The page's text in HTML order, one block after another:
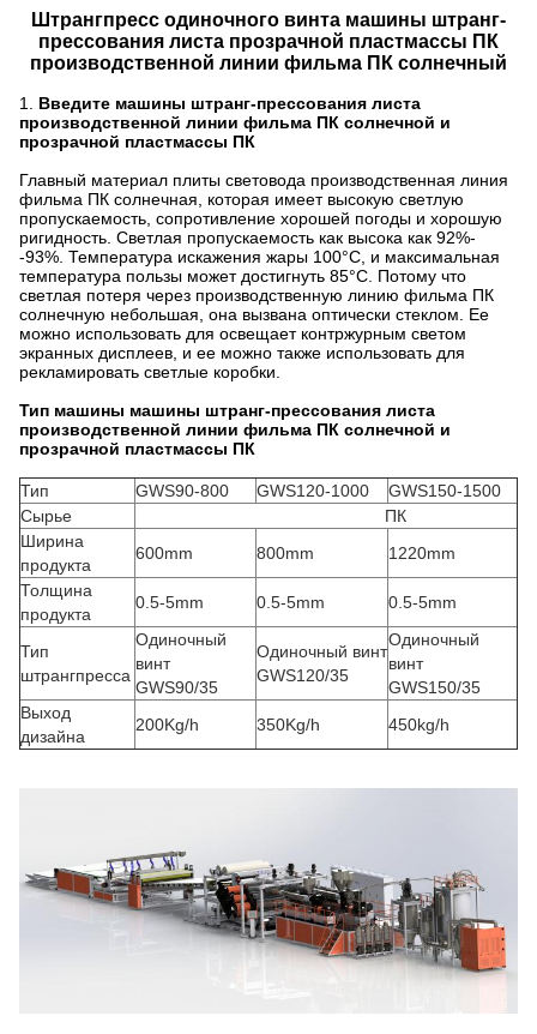
Штрангпресс одиночного винта машины штранг-
прессования листа прозрачной пластмассы ПК
производственной линии фильма ПК солнечный
1. Введите машины штранг-прессования листа
производственной линии фильма ПК солнечной и
прозрачной пластмассы ПК
Главный материал плиты световода производственная линия
фильма ПК солнечная, которая имеет высокую светлую
пропускаемость, сопротивление хорошей погоды и хорошую
ригидность. Светлая пропускаемость как высока как 92%-
-93%. Температура искажения жары 100°C, и максимальная
температура пользы может достигнуть 85°C. Потому что
светлая потеря через производственную линию фильма ПК
солнечную небольшая, она вызвана оптически стеклом. Ее
можно использовать для освещает контржурным светом
экранных дисплеев, и ее можно также использовать для
рекламировать светлые коробки.
Тип машины машины штранг-прессования листа
производственной линии фильма ПК солнечной и
прозрачной пластмассы ПК
Тип GWS90-800 GWS120-1000
GWS150-1500
Сырье
ПК
Ширина
продукта
600mm 800mm
1220mm
Толщина
продукта
0.5-5mm 0.5-5mm 0.5-5mm
Тип
штрангпресса
Одиночный
винт
GWS90/35
Одиночный винт
GWS120/35
Одиночный
винт
GWS150/35
Выход
дизайна
200Kg/h 350Kg/h 450kg/h